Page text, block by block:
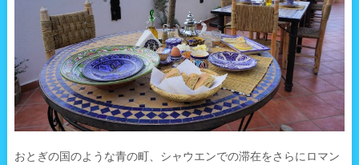
おとぎの国のような青の町、シャウエンでの滞在をさらにロマン